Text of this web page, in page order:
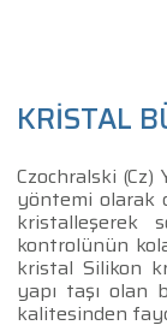
KRİSTAL
Czochralski
yöntemi olarak
kristalleşerek
kontrolünün
kristal Silikon
yapı taşı olan
kalitesinden